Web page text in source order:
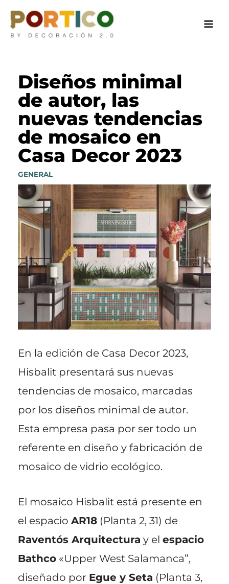
contenido
Diseños minimal
de autor, las
nuevas tendencias
de mosaico en
Casa Decor 2023
GENERAL
En la edición de Casa Decor 2023,
Hisbalit presentará sus nuevas
tendencias de mosaico, marcadas
por los diseños minimal de autor.
Esta empresa pasa por ser todo un
referente en diseño y fabricación de
mosaico de vidrio ecológico.
El mosaico Hisbalit está presente en
el espacio AR18(Planta 2, 31) de
Raventós Arquitectura y el espacio
Bathco«Upper West Salamanca”,
diseñado por Egue y Seta (Planta 3,